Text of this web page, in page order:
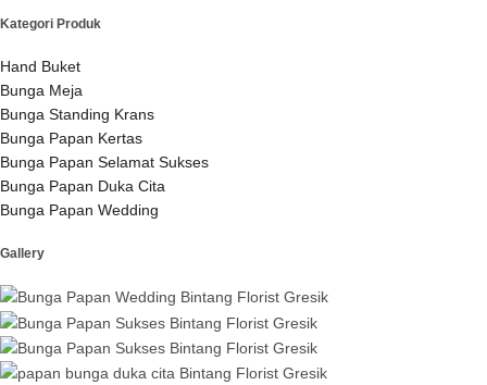
Kategori Produk
Hand Buket
Bunga Meja
Bunga Standing Krans
Bunga Papan Kertas
Bunga Papan Selamat Sukses
Bunga Papan Duka Cita
Bunga Papan Wedding
Gallery